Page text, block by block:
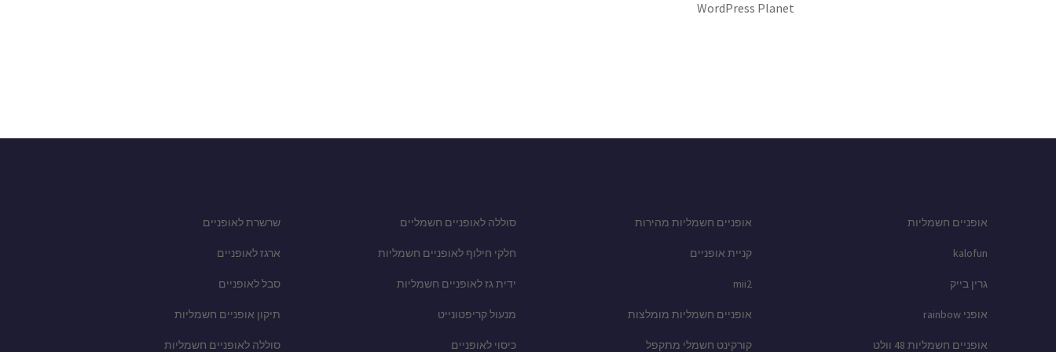
WordPress Planet
אופניים חשמליות
kalofun
גרין בייק
אופני rainbow
אופניים חשמליות 48 וולט
אופניים חשמליות מהירות
קניית אופניים
mii2
אופניים חשמליות מומלצות
קורקינט חשמלי מתקפל
סוללה לאופניים חשמליים
חלקי חילוף לאופניים חשמליות
ידית גז לאופניים חשמליות
מנעול קריפטונייט
כיסוי לאופניים
שרשרת לאופניים
ארגז לאופניים
סבל לאופניים
תיקון אופניים חשמליות
סוללה לאופניים חשמליות